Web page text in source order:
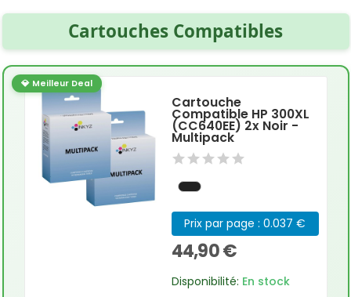
Cartouches Compatibles
💎 Meilleur Deal
Cartouche
Compatible HP 300XL
(CC640EE) 2x Noir -
Multipack
Prix par page : 0.037 €
44,90 €
Disponibilité: En stock